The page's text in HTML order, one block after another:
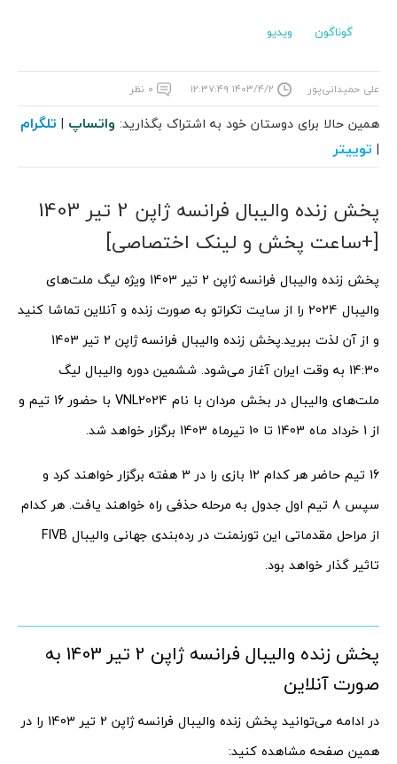
گوناگون ویدیو
علی حمیدانی‌پور ۱۴۰۳/۴/۲ ۱۲:۳۷:۴۹ ۰ نظر
همین حالا برای دوستان خود به اشتراک بگذارید: واتساپ | تلگرام
| توییتر
پخش زنده والیبال فرانسه ژاپن 2 تیر 1403
[+ساعت پخش و لینک اختصاصی]
پخش زنده والیبال فرانسه ژاپن 2 تیر 1403 ویژه لیگ ملت‌های
والیبال 2024 را از سایت تکراتو به صورت زنده و آنلاین تماشا کنید
و از آن لذت ببرید.
پخش زنده والیبال فرانسه ژاپن 2 تیر 1403
14:30 به وقت ایران آغاز می‌شود. ششمین دوره والیبال لیگ
ملت‌های والیبال در بخش مردان با نام VNL2024 با حضور 16 تیم و
از 1 خرداد ماه 1403 تا 10 تیرماه 1403 برگزار خواهد شد.
16 تیم حاضر هر کدام 12 بازی را در 3 هفته برگزار خواهند کرد و
سپس 8 تیم اول جدول به مرحله حذفی راه خواهند یافت. هر کدام
از مراحل مقدماتی این تورنمنت در رده‌بندی جهانی والیبال FIVB
تاثیر گذار خواهد بود.
پخش زنده والیبال فرانسه ژاپن 2 تیر 1403 به
صورت آنلاین
در ادامه می‌توانید پخش زنده والیبال فرانسه ژاپن 2 تیر 1403 را در
همین صفحه مشاهده کنید: